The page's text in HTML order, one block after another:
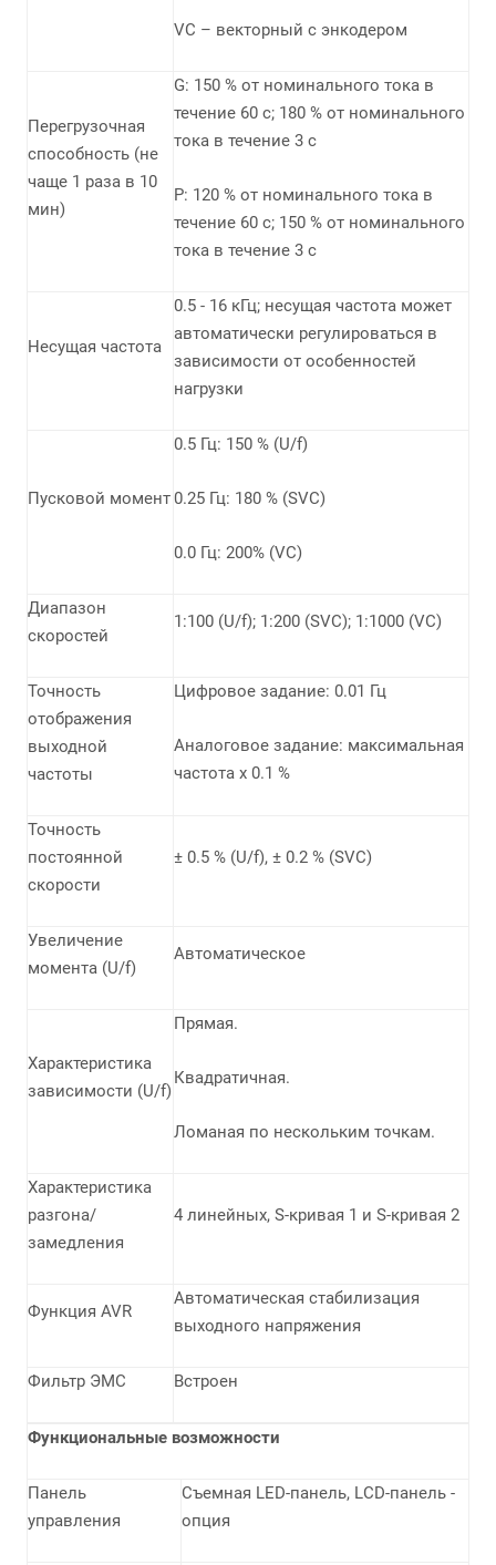
VC – векторный с энкодером
Перегрузочная
способность (не
чаще 1 раза в 10
мин)
G: 150 % от номинального тока в
течение 60 с; 180 % от номинального
тока в течение 3 с
P: 120 % от номинального тока в
течение 60 с; 150 % от номинального
тока в течение 3 с
Несущая частота
0.5 - 16 кГц; несущая частота может
автоматически регулироваться в
зависимости от особенностей
нагрузки
Пусковой момент
0.5 Гц: 150 % (U/f)
0.25 Гц: 180 % (SVC)
0.0 Гц: 200% (VC)
Диапазон
скоростей
1:100 (U/f); 1:200 (SVC); 1:1000 (VC)
Точность
отображения
выходной
частоты
Цифровое задание: 0.01 Гц
Аналоговое задание: максимальная
частота х 0.1 %
Точность
постоянной
скорости
± 0.5 % (U/f), ± 0.2 % (SVC)
Увеличение
момента (U/f)
Автоматическое
Характеристика
зависимости (U/f)
Прямая.
Квадратичная.
Ломаная по нескольким точкам.
Характеристика
разгона/
замедления
4 линейных, S-кривая 1 и S-кривая 2
Функция AVR
Автоматическая стабилизация
выходного напряжения
Фильтр ЭМС Встроен
Функциональные возможности
Панель
управления
Съемная LED-панель, LCD-панель -
опция